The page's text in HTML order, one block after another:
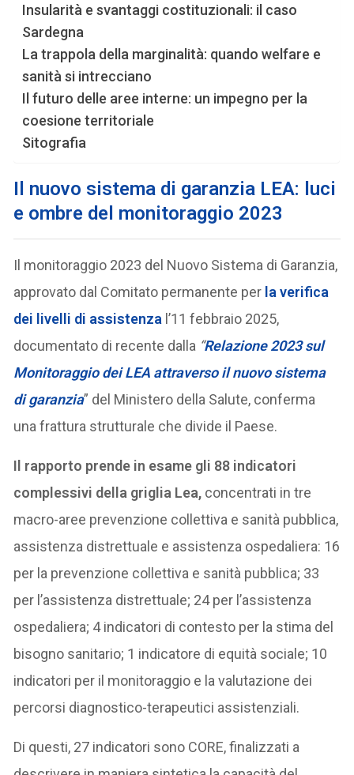
Insularità e svantaggi costituzionali: il caso
Sardegna
La trappola della marginalità: quando welfare e
sanità si intrecciano
Il futuro delle aree interne: un impegno per la
coesione territoriale
Sitografia
Il nuovo sistema di garanzia LEA: luci
e ombre del monitoraggio 2023
Il monitoraggio 2023 del Nuovo Sistema di Garanzia,
approvato dal Comitato permanente per la verifica
dei livelli di assistenza l’11 febbraio 2025,
documentato di recente dalla “Relazione 2023 sul
Monitoraggio dei LEA attraverso il nuovo sistema
di garanzia” del Ministero della Salute, conferma
una frattura strutturale che divide il Paese.
Il rapporto prende in esame gli 88 indicatori
complessivi della griglia Lea, concentrati in tre
macro-aree prevenzione collettiva e sanità pubblica,
assistenza distrettuale e assistenza ospedaliera: 16
per la prevenzione collettiva e sanità pubblica; 33
per l’assistenza distrettuale; 24 per l’assistenza
ospedaliera; 4 indicatori di contesto per la stima del
bisogno sanitario; 1 indicatore di equità sociale; 10
indicatori per il monitoraggio e la valutazione dei
percorsi diagnostico-terapeutici assistenziali.
Di questi, 27 indicatori sono CORE, finalizzati a